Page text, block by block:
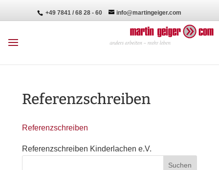
+49 7841 / 68 28 - 60 info@martingeiger.com
Referenzschreiben
Referenzschreiben
Referenzschreiben Kinderlachen e.V.